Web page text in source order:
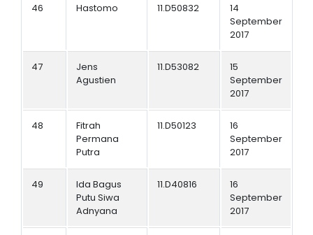
46 Hastomo 11.D50832
14
September
2017
47
Jens
Agustien
11.D53082
15
September
2017
48
Fitrah
Permana
Putra
11.D50123
16
September
2017
49
Ida Bagus
Putu Siwa
Adnyana
11.D40816
16
September
2017